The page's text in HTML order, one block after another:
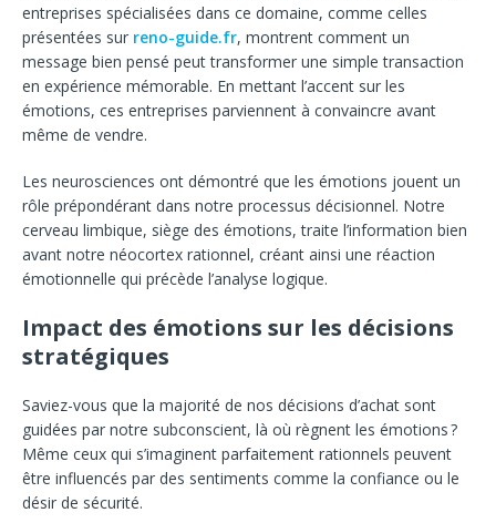
entreprises spécialisées dans ce domaine, comme celles
présentées sur reno-guide.fr, montrent comment un
message bien pensé peut transformer une simple transaction
en expérience mémorable. En mettant l’accent sur les
émotions, ces entreprises parviennent à convaincre avant
même de vendre.
Les neurosciences ont démontré que les émotions jouent un
rôle prépondérant dans notre processus décisionnel. Notre
cerveau limbique, siège des émotions, traite l’information bien
avant notre néocortex rationnel, créant ainsi une réaction
émotionnelle qui précède l’analyse logique.
Impact des émotions sur les décisions
stratégiques
Saviez-vous que la majorité de nos décisions d’achat sont
guidées par notre subconscient, là où règnent les émotions ?
Même ceux qui s’imaginent parfaitement rationnels peuvent
être influencés par des sentiments comme la confiance ou le
désir de sécurité.